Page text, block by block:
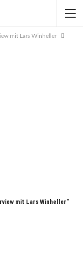
mit Lars Winheller
mit Lars Winheller"